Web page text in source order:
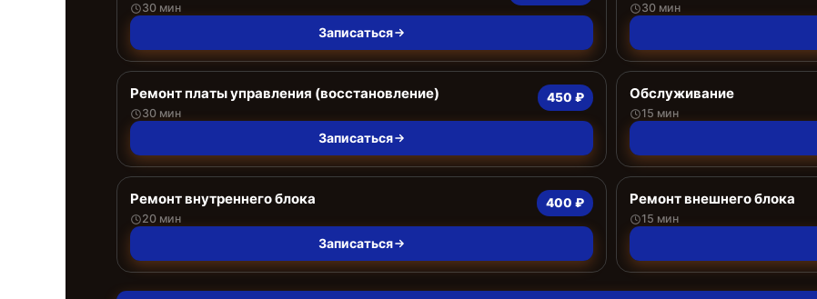
30 мин
Записаться
30 мин
Ремонт платы управления (восстановление)
30 мин
450 ₽
Записаться
Обслуживание
15 мин
Ремонт внутреннего блока
20 мин
400 ₽
Записаться
Ремонт внешнего блока
15 мин